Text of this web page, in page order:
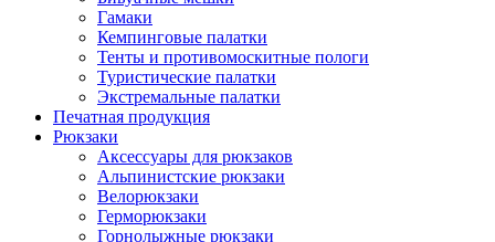
Гамаки
Кемпинговые палатки
Тенты и противомоскитные пологи
Туристические палатки
Экстремальные палатки
Печатная продукция
Рюкзаки
Аксессуары для рюкзаков
Альпинистские рюкзаки
Велорюкзаки
Герморюкзаки
Горнолыжные рюкзаки